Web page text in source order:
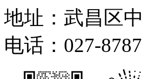
地址：武昌区
电话：027-